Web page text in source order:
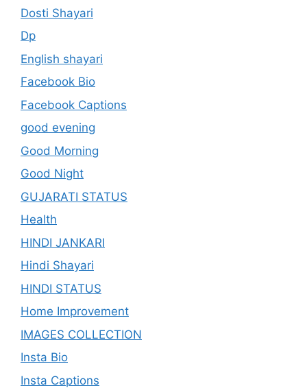
Dosti Shayari
Dp
English shayari
Facebook Bio
Facebook Captions
good evening
Good Morning
Good Night
GUJARATI STATUS
Health
HINDI JANKARI
Hindi Shayari
HINDI STATUS
Home Improvement
IMAGES COLLECTION
Insta Bio
Insta Captions